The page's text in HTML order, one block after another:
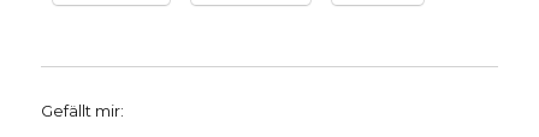
Gefällt mir: